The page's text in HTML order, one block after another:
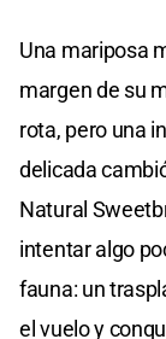
Una mariposa
margen de su
rota, pero una
delicada
Natural
intentar algo
fauna: un
el vuelo y